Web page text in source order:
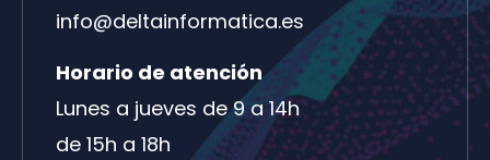
info@deltainformatica.es
Horario de atención
Lunes a jueves de 9 a 14h
de 15h a 18h